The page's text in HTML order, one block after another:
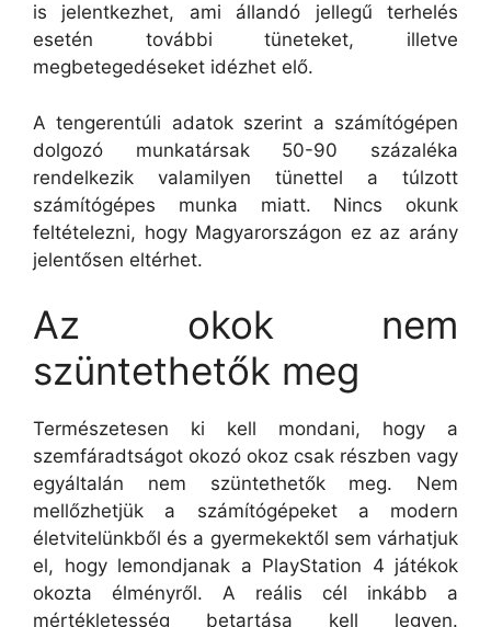
is jelentkezhet, ami állandó jellegű terhelés
esetén további tüneteket, illetve
megbetegedéseket idézhet elő.
A tengerentúli adatok szerint a számítógépen
dolgozó munkatársak 50-90 százaléka
rendelkezik valamilyen tünettel a túlzott
számítógépes munka miatt. Nincs okunk
feltételezni, hogy Magyarországon ez az arány
jelentősen eltérhet.
Az okok nem
szüntethetők meg
Természetesen ki kell mondani, hogy a
szemfáradtságot okozó okoz csak részben vagy
egyáltalán nem szüntethetők meg. Nem
mellőzhetjük a számítógépeket a modern
életvitelünkből és a gyermekektől sem várhatjuk
el, hogy lemondjanak a PlayStation 4 játékok
okozta élményről. A reális cél inkább a
mértékletesség betartása kell legyen.